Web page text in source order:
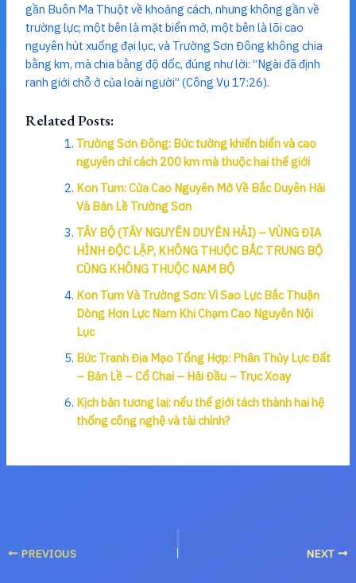
gần Buôn Ma Thuột về khoảng cách, nhưng không gần về
trường lực; một bên là mặt biển mở, một bên là lõi cao
nguyên hút xuống đại lục, và Trường Sơn Đông không chia
bằng km, mà chia bằng độ dốc, đúng như lời: “Ngài đã định
ranh giới chỗ ở của loài người” (Công Vụ 17:26).
Related Posts:
Trường Sơn Đông: Bức tường khiến biển và cao
nguyên chỉ cách 200 km mà thuộc hai thế giới
Kon Tum: Cửa Cao Nguyên Mở Về Bắc Duyên Hải
Và Bản Lề Trường Sơn
TÂY BỘ (TÂY NGUYÊN DUYÊN HẢI) – VÙNG ĐỊA
HÌNH ĐỘC LẬP, KHÔNG THUỘC BẮC TRUNG BỘ
CŨNG KHÔNG THUỘC NAM BỘ
Kon Tum Và Trường Sơn: Vì Sao Lực Bắc Thuận
Dòng Hơn Lực Nam Khi Chạm Cao Nguyên Nội
Lục
Bức Tranh Địa Mạo Tổng Hợp: Phân Thủy Lực Đất
– Bản Lề – Cổ Chai – Hải Đầu – Trục Xoay
Kịch bản tương lai: nếu thế giới tách thành hai hệ
thống công nghệ và tài chính?
PREVIOUS NEXT